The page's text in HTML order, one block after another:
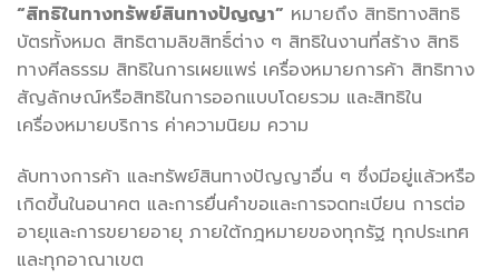
“สิทธิในทางทรัพย์สินทางปัญญา” หมายถึง สิทธิทางสิทธิ
บัตรทั้งหมด สิทธิตามลิขสิทธิ์ต่าง ๆ สิทธิในงานที่สร้าง สิทธิ
ทางศีลธรรม สิทธิในการเผยแพร่ เครื่องหมายการค้า สิทธิทาง
สัญลักษณ์หรือสิทธิในการออกแบบโดยรวม และสิทธิใน
เครื่องหมายบริการ ค่าความนิยม ความ
ลับทางการค้า และทรัพย์สินทางปัญญาอื่น ๆ ซึ่งมีอยู่แล้วหรือ
เกิดขึ้นในอนาคต และการยื่นคำขอและการจดทะเบียน การต่อ
อายุและการขยายอายุ ภายใต้กฎหมายของทุกรัฐ ทุกประเทศ
และทุกอาณาเขต